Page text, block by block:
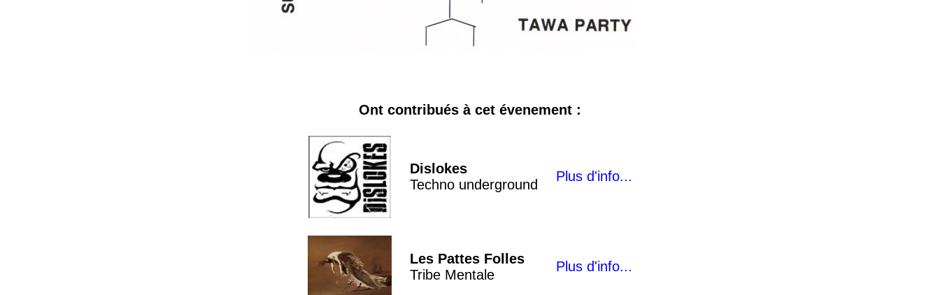
Ont contribués à cet évenement :
Dislokes
Techno underground
Plus d'info...
Les Pattes Folles
Tribe Mentale
Plus d'info...